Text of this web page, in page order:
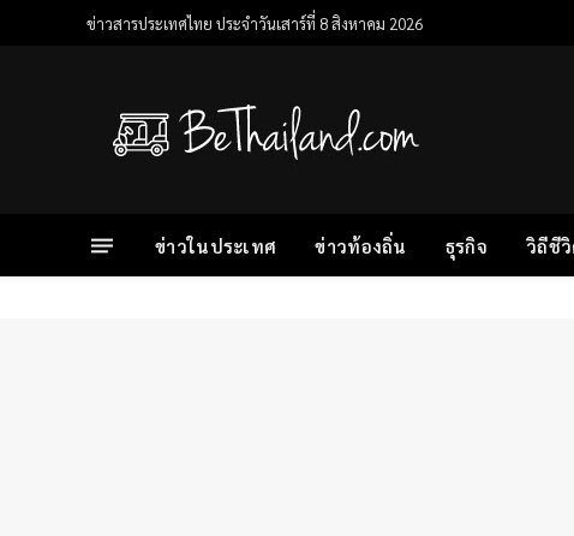
ข่าวสารประเทศไทย ประจำวันเสาร์ที่ 8 สิงหาคม 2026
ข่าวในประเทศ ข่าวท้องถิ่น ธุรกิจ วิถีชี